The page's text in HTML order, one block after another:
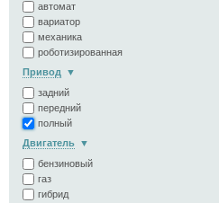
автомат
вариатор
механика
роботизированная
Привод
задний
передний
полный
Двигатель
бензиновый
газ
гибрид